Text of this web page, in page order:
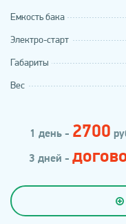
Емкость бака
Электро-старт
Габариты
Вес
1 день - 2700
3 дней -